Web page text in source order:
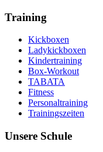
Training
Kickboxen
Ladykickboxen
Kindertraining
Box-Workout
TABATA
Fitness
Personaltraining
Trainingszeiten
Unsere Schule